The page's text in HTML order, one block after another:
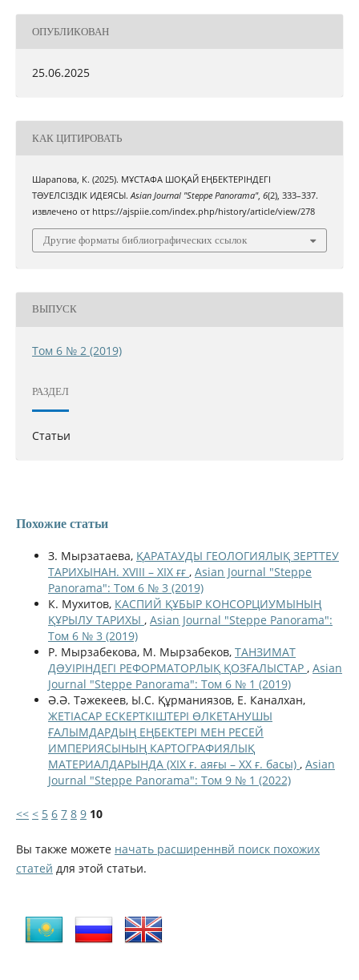
ОПУБЛИКОВАН
25.06.2025
КАК ЦИТИРОВАТЬ
Шарапова, К. (2025). МҰСТАФА ШОҚАЙ ЕҢБЕКТЕРІНДЕГІ
ТƏУЕЛСІЗДІК ИДЕЯСЫ.Asian Journal "Steppe Panorama", 6(2), 333–337.
извлечено от https://ajspiie.com/index.php/history/article/view/278
Другие форматы библиографических ссылок
ВЫПУСК
Том 6 № 2 (2019)
РАЗДЕЛ
Статьи
Похожие статьи
З. Мырзатаева, ҚАРАТАУДЫ ГЕОЛОГИЯЛЫҚ ЗЕРТТЕУ
ТАРИХЫНАН. ХVІІІ – ХІХ ғғ , Asian Journal "Steppe
Panorama": Том 6 № 3 (2019)
К. Мухитов, КАСПИЙ ҚҰБЫР КОНСОРЦИУМЫНЫҢ
ҚҰРЫЛУ ТАРИХЫ , Asian Journal "Steppe Panorama":
Том 6 № 3 (2019)
Р. Мырзабекова, М. Мырзабеков, ТАНЗИМАТ
ДƏУІРІНДЕГІ РЕФОРМАТОРЛЫҚ ҚОЗҒАЛЫСТАР , Asian
Journal "Steppe Panorama": Том 6 № 1 (2019)
Ә.Ә. Тәжекеев, Ы.С. Құрманиязов, Е. Каналхан,
ЖЕТІАСАР ЕСКЕРТКІШТЕРІ ӨЛКЕТАНУШЫ
ҒАЛЫМДАРДЫҢ ЕҢБЕКТЕРІ МЕН РЕСЕЙ
ИМПЕРИЯСЫНЫҢ КАРТОГРАФИЯЛЫҚ
МАТЕРИАЛДАРЫНДА (XIX ғ. аяғы – ХХ ғ. басы) , Asian
Journal "Steppe Panorama": Том 9 № 1 (2022)
<< < 5 6 7 8 9 10
Вы также можете начать расширеннвй поиск похожих
статей для этой статьи.